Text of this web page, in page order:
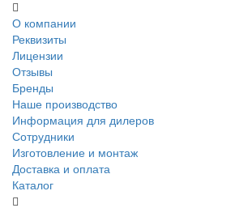
О компании
Реквизиты
Лицензии
Отзывы
Бренды
Наше производство
Информация для дилеров
Сотрудники
Изготовление и монтаж
Доставка и оплата
Каталог